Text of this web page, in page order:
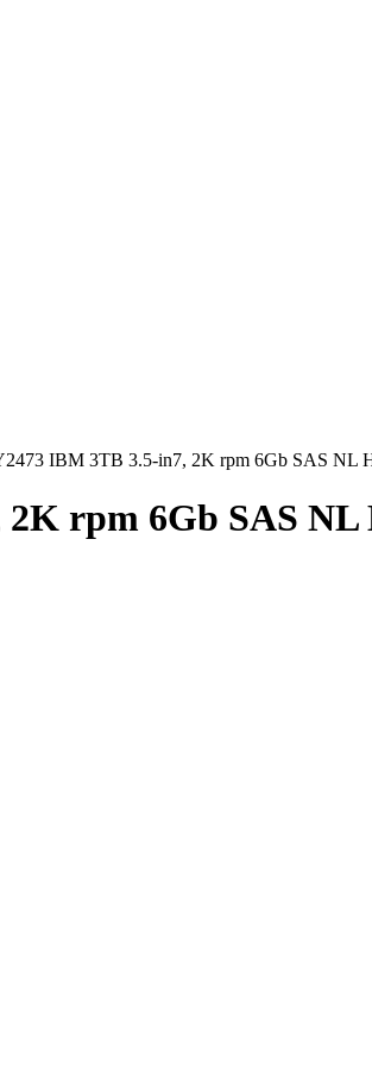
IBM 3TB 3.5-in7, 2K rpm 6Gb SAS NL
rpm 6Gb SAS NL